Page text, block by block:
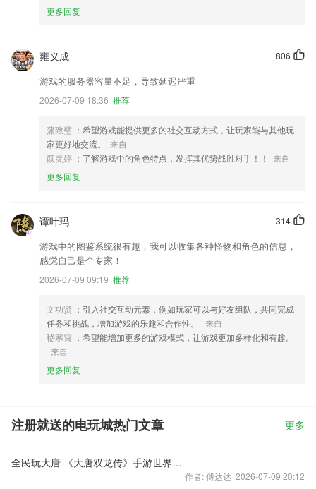
更多回复
806
雍义成
游戏的服务器容量不足，导致延迟严重
2026-07-09 18:36 推荐
蒲致璧 ：希望游戏能提供更多的社交互动方式，让玩家能与其他玩
家更好地交流。
来自
颜灵婷 ：了解游戏中的角色特点，发挥其优势战胜对手！！
来自
更多回复
314
谭叶玛
游戏中的图鉴系统很有趣，我可以收集各种怪物和角色的信息，
感觉自己是个专家！
2026-07-09 09:19 推荐
文功贤 ：引入社交互动元素，例如玩家可以与好友组队，共同完成
任务和挑战，增加游戏的乐趣和合作性。
来自
嵇寒霄 ：希望能增加更多的游戏模式，让游戏更加多样化和有趣。
来自
更多回复
注册就送的电玩城热门文章 更多
全民玩大唐 《大唐双龙传》手游世界BOSS揭秘
作者: 傅达达 2026-07-09 20:12